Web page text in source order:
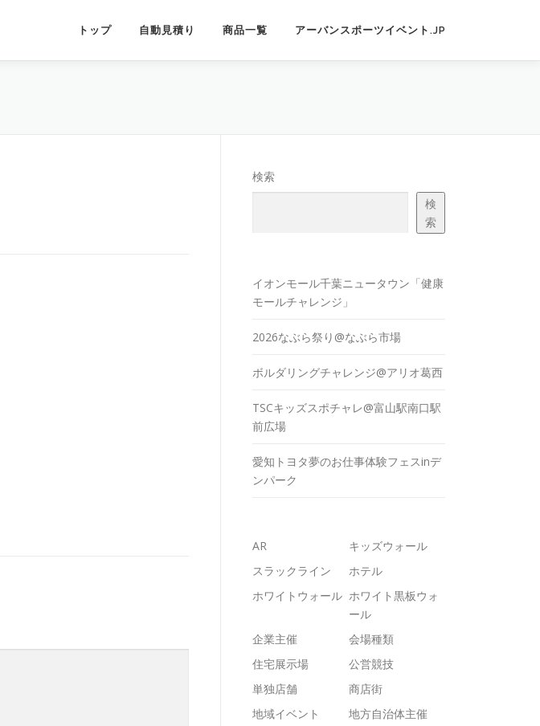
トップ 自動見積り 商品一覧 アーバンスポーツイベント.JP
検索
検
索
イオンモール千葉ニュータウン「健康
モールチャレンジ」
2026なぶら祭り@なぶら市場
ボルダリングチャレンジ@アリオ葛西
TSCキッズスポチャレ@富山駅南口駅
前広場
愛知トヨタ夢のお仕事体験フェスinデ
ンパーク
AR
キッズウォール
スラックライン
ホテル
ホワイトウォール ホワイト黒板ウォ
ール
企業主催
会場種類
住宅展示場
公営競技
単独店舗
商店街
地域イベント
地方自治体主催